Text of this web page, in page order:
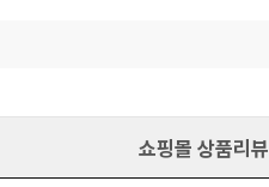
쇼핑몰 상품리뷰